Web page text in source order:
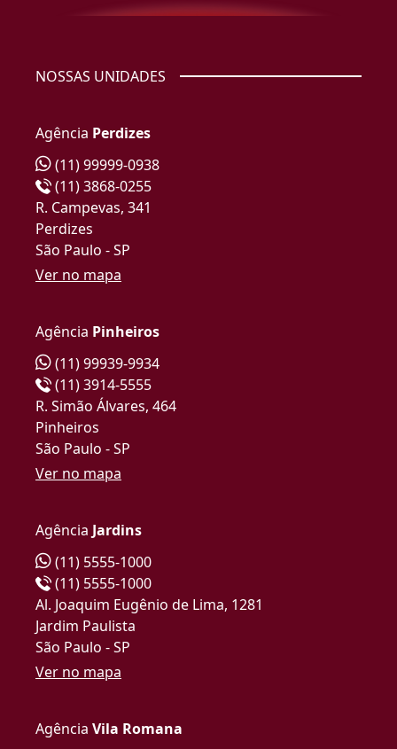
NOSSAS UNIDADES
Agência Perdizes
(11) 99999-0938
(11) 3868-0255
R. Campevas, 341
Perdizes
São Paulo - SP
Ver no mapa
Agência Pinheiros
(11) 99939-9934
(11) 3914-5555
R. Simão Álvares, 464
Pinheiros
São Paulo - SP
Ver no mapa
Agência Jardins
(11) 5555-1000
(11) 5555-1000
Al. Joaquim Eugênio de Lima, 1281
Jardim Paulista
São Paulo - SP
Ver no mapa
Agência Vila Romana